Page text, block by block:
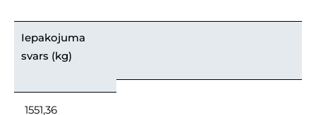
Iepakojuma
svars (kg)
1551,36